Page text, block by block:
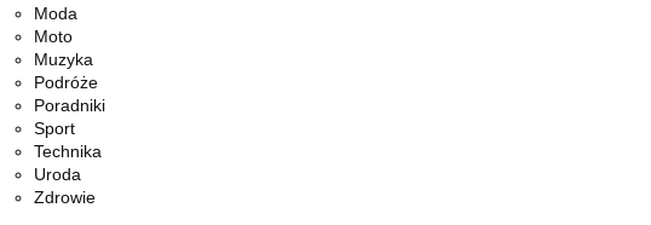
Moda
Moto
Muzyka
Podróże
Poradniki
Sport
Technika
Uroda
Zdrowie